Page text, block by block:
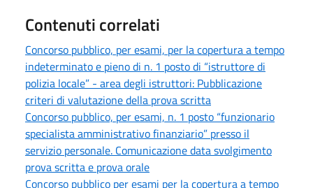
Contenuti correlati
Concorso pubblico, per esami, per la copertura a tempo
indeterminato e pieno di n. 1 posto di “istruttore di
polizia locale” - area degli istruttori: Pubblicazione
criteri di valutazione della prova scritta
Concorso pubblico, per esami, n. 1 posto “funzionario
specialista amministrativo finanziario” presso il
servizio personale. Comunicazione data svolgimento
prova scritta e prova orale
Concorso pubblico per esami per la copertura a tempo